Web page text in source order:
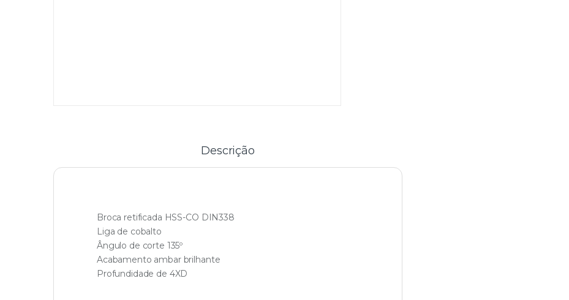
Descrição
Broca retificada HSS-CO DIN338
Liga de cobalto
Ângulo de corte 135º
Acabamento ambar brilhante
Profundidade de 4XD